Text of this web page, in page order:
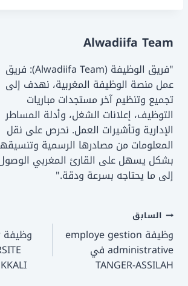
Alwadiifa Team
"فريق الوظيفة (Alwadiifa Team): فريق
عمل منصة الوظيفة المغربية، نهدف إلى
تجميع وتنظيم آخر مستجدات مباريات
التوظيف، إعلانات الشغل، وأدلة المساطر
الإدارية وتأشيرات العمل. نحرص على نقل
المعلومات من مصادرها الرسمية
بشكل يسهل على القارئ المغربي
إلى ما يحتاجه بسرعة ودقة."
تصفّح
المقالات
السابق
وظيفة employe gestion
administrative في
TANGER-ASSILAH